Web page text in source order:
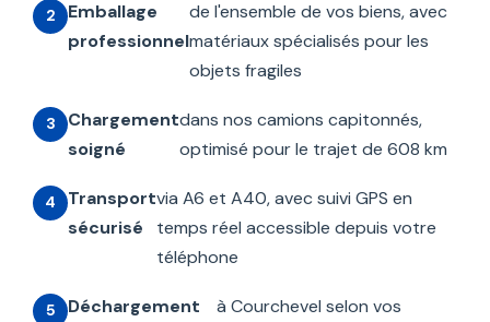
Emballage
professionnel
de l'ensemble de vos biens, avec
matériaux spécialisés pour les
objets fragiles
Chargement
soigné
dans nos camions capitonnés,
optimisé pour le trajet de 608 km
Transport
sécurisé
via A6 et A40, avec suivi GPS en
temps réel accessible depuis votre
téléphone
Déchargement
à Courchevel selon vos